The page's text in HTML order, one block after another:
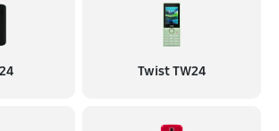
Twist TW24